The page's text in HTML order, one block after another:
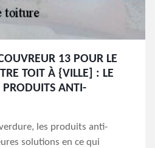
13 POUR LE
TOIT À {VILLE] : LE
ANTI-
les produits anti-
solutions en ce qui